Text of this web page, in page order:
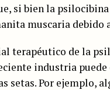
si bien la
muscaria
terapéutico de la
industria
setas. Por ejemplo,